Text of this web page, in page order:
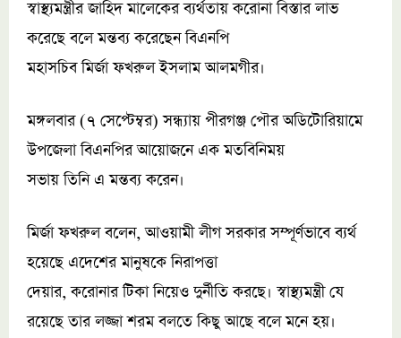
স্বাস্থ্যমন্ত্রীর জাহিদ মালেকের ব্যর্থতায় করোনা বিস্তার লাভ
করেছে বলে মন্তব্য করেছেন বিএনপি
মহাসচিব মির্জা ফখরুল ইসলাম আলমগীর।
মঙ্গলবার (৭ সেপ্টেম্বর) সন্ধ্যায় পীরগঞ্জ পৌর অডিটোরিয়ামে
উপজেলা বিএনপির আয়োজনে এক মতবিনিময়
সভায় তিনি এ মন্তব্য করেন।
মির্জা ফখরুল বলেন, আওয়ামী লীগ সরকার সম্পূর্ণভাবে ব্যর্থ
হয়েছে এদেশের মানুষকে নিরাপত্তা
দেয়ার, করোনার টিকা নিয়েও দুর্নীতি করছে। স্বাস্থ্যমন্ত্রী যে
রয়েছে তার লজ্জা শরম বলতে কিছু আছে বলে মনে হয়।